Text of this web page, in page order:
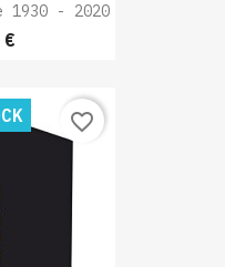
1930 - 2020
favorite_border